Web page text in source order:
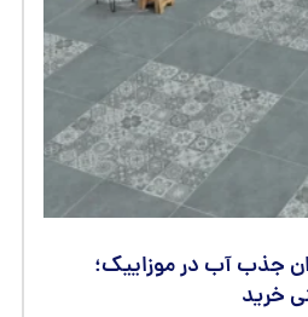
جذب آب در موزاییک؛
خرید